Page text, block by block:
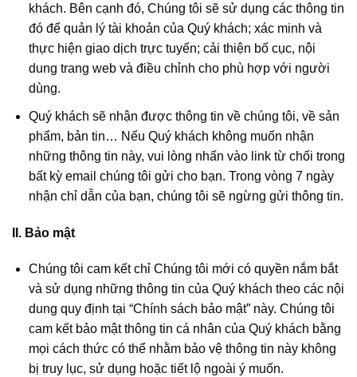
khách. Bên cạnh đó, Chúng tôi sẽ sử dụng các thông tin
đó để quản lý tài khoản của Quý khách; xác minh và
thực hiện giao dịch trực tuyến; cải thiện bố cục, nội
dung trang web và điều chỉnh cho phù hợp với người
dùng.
Quý khách sẽ nhận được thông tin về chúng tôi, về sản
phẩm, bản tin… Nếu Quý khách không muốn nhận
những thông tin này, vui lòng nhấn vào link từ chối trong
bất kỳ email chúng tôi gửi cho bạn. Trong vòng 7 ngày
nhận chỉ dẫn của bạn, chúng tôi sẽ ngừng gửi thông tin.
II. Bảo mật
Chúng tôi cam kết chỉ Chúng tôi mới có quyền nắm bắt
và sử dụng những thông tin của Quý khách theo các nội
dung quy định tại “Chính sách bảo mật” này. Chúng tôi
cam kết bảo mật thông tin cá nhân của Quý khách bằng
mọi cách thức có thể nhằm bảo vệ thông tin này không
bị truy lục, sử dụng hoặc tiết lộ ngoài ý muốn.